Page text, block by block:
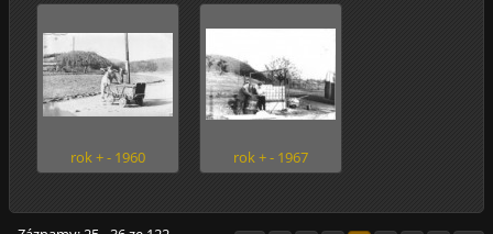
rok + - 1960 rok + - 1967